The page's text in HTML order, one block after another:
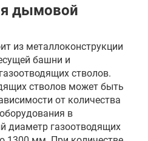
дымовой
из металлоконструкции
башни и
стволов.
стволов может быть
от количества
в
диаметр газоотводящих